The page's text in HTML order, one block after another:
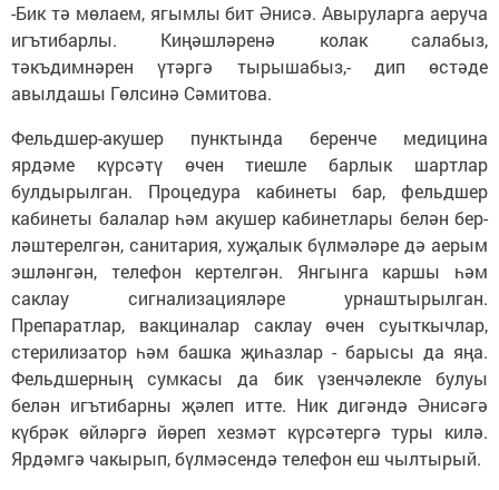
-Бик тә мөлаем, ягымлы бит Әнисә. Авыруларга аеруча
игътибарлы. Киңәш­ләренә колак салабыз,
тәкъдимнәрен үтәр­гә тырышабыз,- дип өстә­де
авылдашы Гөлсинә Сәми­това.
Фельдшер-акушер пунк­тын­да беренче медицина
ярдәме күрсәтү өчен тиешле барлык шартлар
булдырылган. Процедура кабинеты бар, фельдшер
кабинеты балалар һәм акушер кабинетлары белән бер­
ләштерелгән, санитария, хуҗалык бүлмәләре дә аерым
эшләнгән, телефон кертелгән. Янгынга каршы һәм
саклау сигнализацияләре урнаштырылган.
Препаратлар, вакциналар саклау өчен суыткычлар,
стерилизатор һәм башка җиһазлар - барысы да яңа.
Фельдшерның сумкасы да бик үзенчәлекле булуы
белән игътибарны җәлеп итте. Ник дигәндә Әнисәгә
күбрәк өйләргә йөреп хезмәт күрсәтергә туры килә.
Ярдәмгә чакырып, бүлмәсендә телефон еш чылтырый.